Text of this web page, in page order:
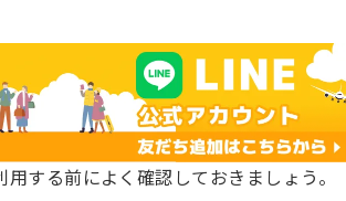
する前によく確認しておきましょう。